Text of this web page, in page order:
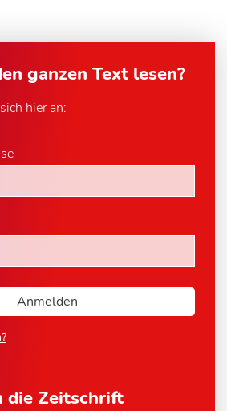
ganzen Text lesen?
hier an:
die Zeitschrift